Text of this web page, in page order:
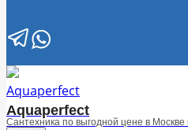
Aquaperfect
Сантехника по выгодной цене в